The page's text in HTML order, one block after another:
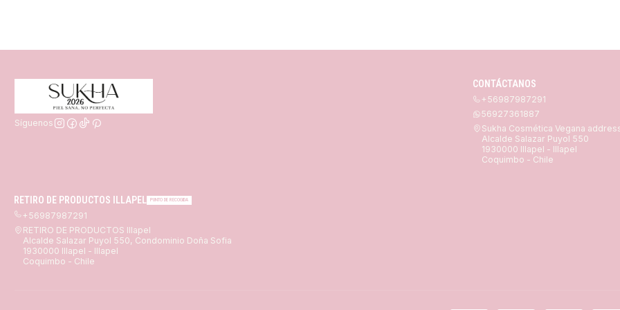
Síguenos
CONTÁCTANOS
+56987987291
56927361887
Sukha Cosmética Vegana
Alcalde Salazar Puyol 550
1930000 Illapel - Illapel
Coquimbo - Chile
RETIRO DE PRODUCTOS ILLAPEL PUNTO DE RECOGIDA
+56987987291
RETIRO DE PRODUCTOS Illapel
Alcalde Salazar Puyol 550, Condominio Doña Sofia
1930000 Illapel - Illapel
Coquimbo - Chile